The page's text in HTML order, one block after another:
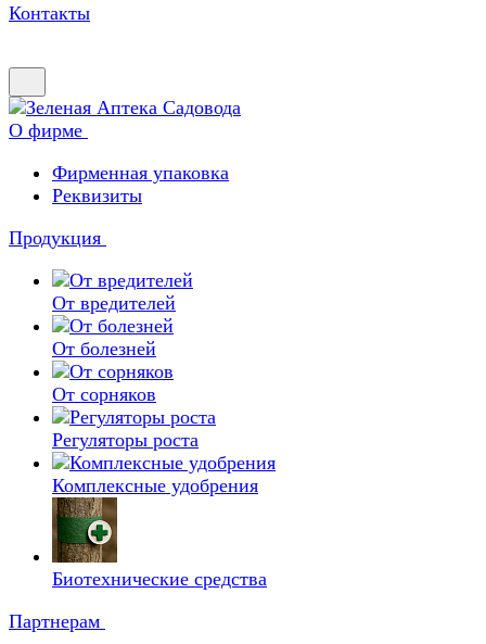
Контакты
О фирме
Фирменная упаковка
Реквизиты
Продукция
От вредителей
От болезней
От сорняков
Регуляторы роста
Комплексные удобрения
Биотехнические средства
Партнерам